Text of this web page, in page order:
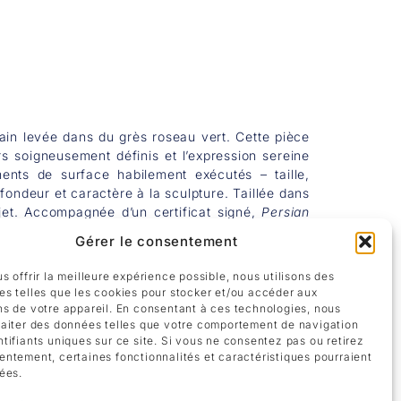
Gérer le consentement
offrir la meilleure expérience possible, nous utilisons des
telles que les cookies pour stocker et/ou accéder aux
de votre appareil. En consentant à ces technologies, nous
des données telles que votre comportement de navigation
uniques sur ce site. Si vous ne consentez pas ou retirez
certaines fonctionnalités et caractéristiques pourraient
levée dans du grès roseau vert. Cette pièce
définis et l’expression sereine
de surface habilement exécutés – taille,
et caractère à la sculpture. Taillée dans
Accompagnée d’un certificat signé, Persian